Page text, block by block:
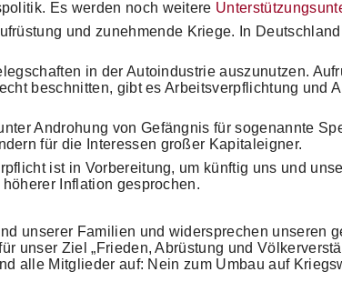
Es werden noch weitere
und zunehmende Kriege. In
in der Autoindustrie auszunutzen.
beschnitten, gibt es Arbeitsverpflichtung und
Androhung von Gefängnis für sogenannte
für die Interessen großer Kapitaleigner.
ist in Vorbereitung, um künftig uns und
Inflation gesprochen.
unserer Familien und widersprechen unseren
unser Ziel „Frieden, Abrüstung und
alle Mitglieder auf: Nein zum Umbau auf